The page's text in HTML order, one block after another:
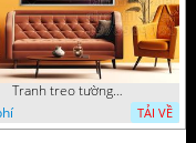
Tranh treo tường phật giáo
TẢI VỀ